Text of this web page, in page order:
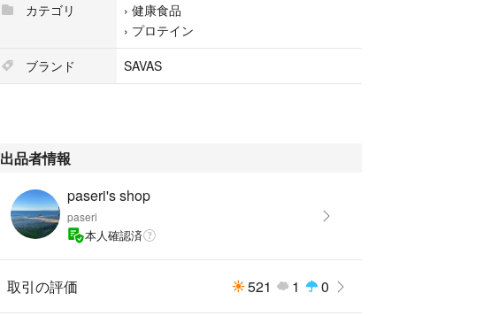
カテゴリ
› 健康食品
› プロテイン
ブランド
SAVAS
出品者情報
paseri's shop
paseri
本人確認済
取引の評価 521 1 0